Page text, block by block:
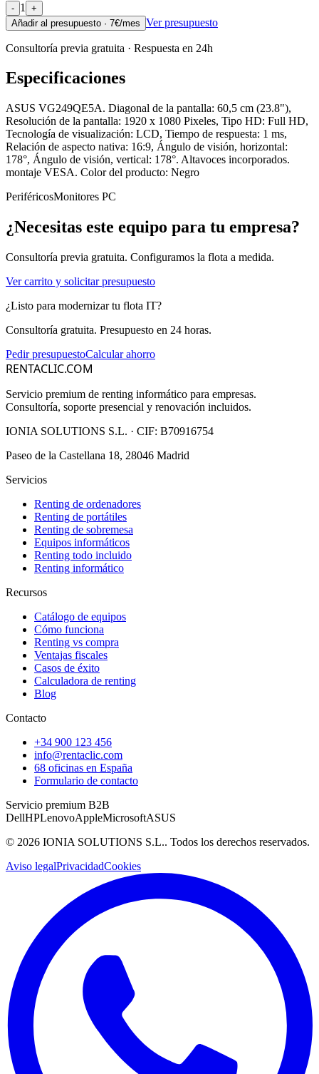
- 1
+
Añadir al presupuesto · 7€/mes Ver presupuesto
Consultoría previa gratuita · Respuesta en 24h
Especificaciones
ASUS VG249QE5A. Diagonal de la pantalla: 60,5 cm (23.8"),
Resolución de la pantalla: 1920 x 1080 Pixeles, Tipo HD: Full HD,
Tecnología de visualización: LCD, Tiempo de respuesta: 1 ms,
Relación de aspecto nativa: 16:9, Ángulo de visión, horizontal:
178°, Ángulo de visión, vertical: 178°. Altavoces incorporados.
montaje VESA. Color del producto: Negro
PeriféricosMonitores PC
¿Necesitas este equipo para tu empresa?
Consultoría previa gratuita. Configuramos la flota a medida.
Ver carrito y solicitar presupuesto
¿Listo para modernizar tu flota IT?
Consultoría gratuita. Presupuesto en 24 horas.
Pedir presupuestoCalcular ahorro
RENTACLIC.COM
Servicio premium de renting informático para empresas.
Consultoría, soporte presencial y renovación incluidos.
IONIA SOLUTIONS S.L. · CIF: B70916754
Paseo de la Castellana 18, 28046 Madrid
Servicios
Renting de ordenadores
Renting de portátiles
Renting de sobremesa
Equipos informáticos
Renting todo incluido
Renting informático
Recursos
Catálogo de equipos
Cómo funciona
Renting vs compra
Ventajas fiscales
Casos de éxito
Calculadora de renting
Blog
Contacto
+34 900 123 456
info@rentaclic.com
68 oficinas en España
Formulario de contacto
Servicio premium B2B
DellHPLenovoAppleMicrosoftASUS
© 2026 IONIA SOLUTIONS S.L.. Todos los derechos reservados.
Aviso legalPrivacidadCookies